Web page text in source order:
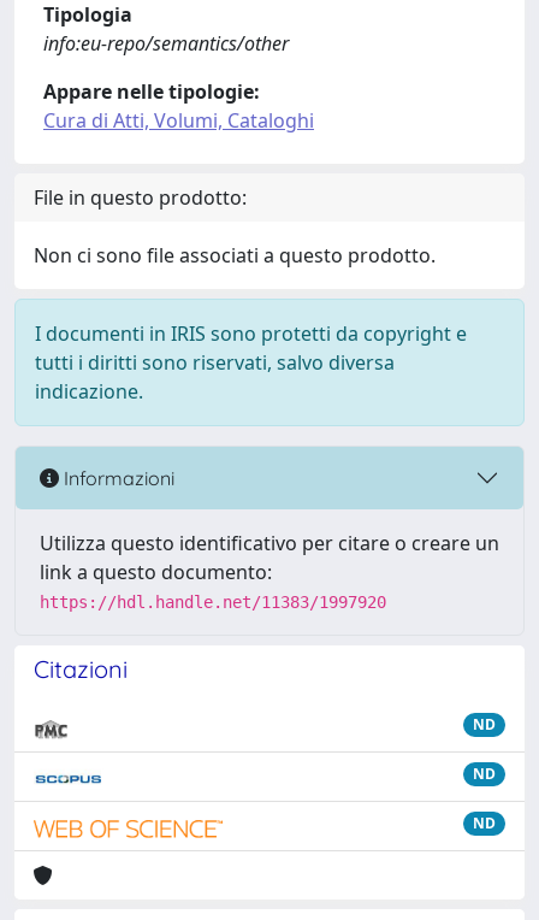
Tipologia
info:eu-repo/semantics/other
Appare nelle tipologie:
Cura di Atti, Volumi, Cataloghi
File in questo prodotto:
Non ci sono file associati a questo prodotto.
I documenti in IRIS sono protetti da copyright e
tutti i diritti sono riservati, salvo diversa
indicazione.
Informazioni
Utilizza questo identificativo per citare o creare un
link a questo documento:
https://hdl.handle.net/11383/1997920
Citazioni
ND
ND
ND